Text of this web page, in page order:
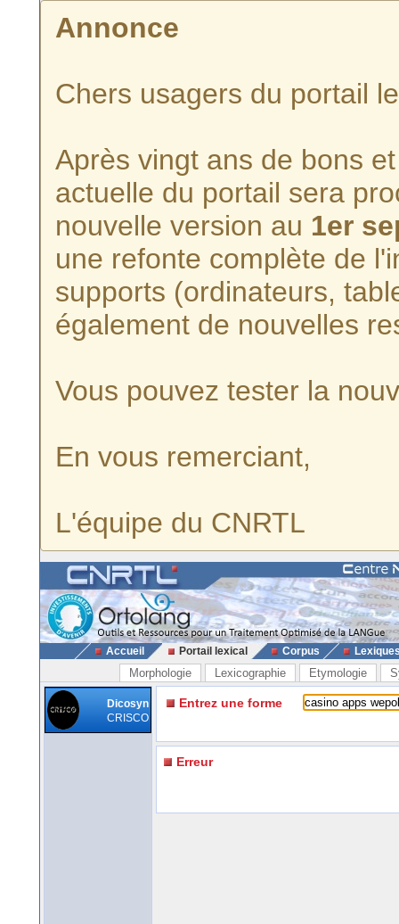
Annonce
Chers usagers du portail
Après vingt ans de bons
actuelle du portail sera
nouvelle version au 1er
une refonte complète de
supports (ordinateurs,
également de nouvelles
Vous pouvez tester la
En vous remerciant,
L'équipe du CNRTL
Accueil Portail lexical Corpus
Morphologie Lexicographie Etymologie
Dicosyn
CRISCO
Entrez une forme
Erreur